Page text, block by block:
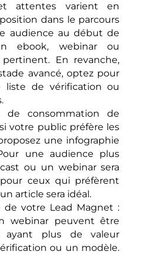
attentes varient en
dans le parcours
audience au début de
ebook, webinar ou
pertinent. En revanche,
avancé, optez pour
liste de vérification ou
de consommation de
votre public préfère les
une infographie
une audience plus
ou un webinar sera
ceux qui préfèrent
article sera idéal.
de votre Lead Magnet :
webinar peuvent être
ayant plus de valeur
ou un modèle.